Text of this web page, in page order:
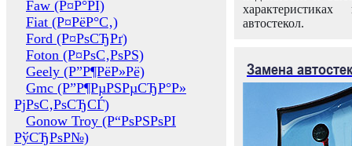
Faw (Р¤Р°РІ)
Fiat (Р¤РёР°С‚)
Ford (Р¤РѕСЂРґ)
Foton (Р¤РѕС‚РѕРЅ)
Geely (Р”Р¶РёР»Рё)
Gmc (Р”Р¶РµРЅРµСЂР°Р»
РјРѕС‚РѕСЂСЃ)
Gonow Troy (Р“РѕРЅРѕРІ
РўСЂРѕР№)
автостекол.
Замена